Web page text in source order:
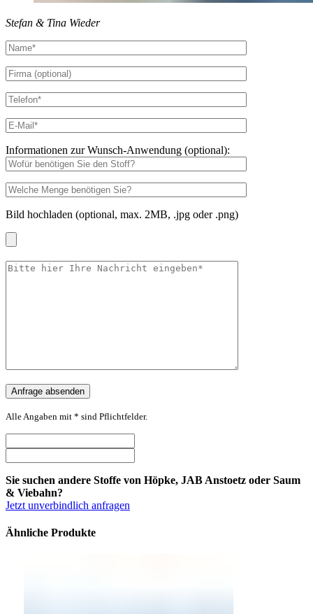
Stefan & Tina Wieder
Informationen zur Wunsch-Anwendung (optional):
Bild hochladen (optional, max. 2MB, .jpg oder .png)
Alle Angaben mit * sind Pflichtfelder.
Sie suchen andere Stoffe von Höpke, JAB Anstoetz oder Saum
& Viebahn?
Jetzt unverbindlich anfragen
Ähnliche Produkte